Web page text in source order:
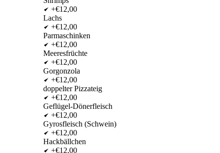
+€12,00
Lachs
+€12,00
Parmaschinken
+€12,00
Meeresfrüchte
+€12,00
Gorgonzola
+€12,00
doppelter Pizzateig
+€12,00
Geflügel-Dönerfleisch
+€12,00
Gyrosfleisch (Schwein)
+€12,00
Hackbällchen
+€12,00